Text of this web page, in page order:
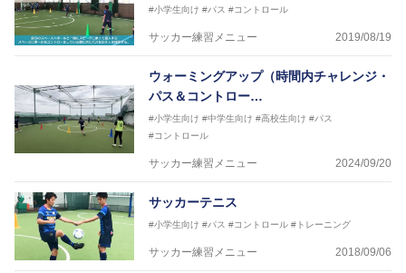
#小学生向け #パス #コントロール
サッカー練習メニュー 2019/08/19
ウォーミングアップ（時間内チャレンジ・
パス＆コントロー…
#小学生向け #中学生向け #高校生向け #パス
#コントロール
サッカー練習メニュー 2024/09/20
サッカーテニス
#小学生向け #パス #コントロール #トレーニング
サッカー練習メニュー 2018/09/06